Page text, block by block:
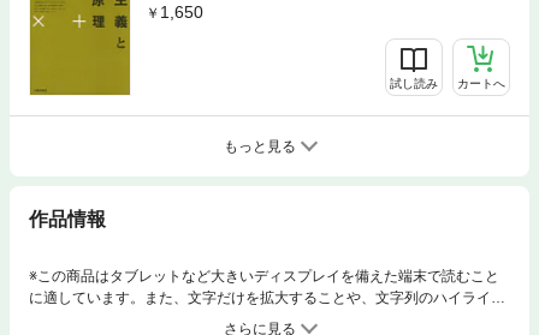
1,650
試し読み カートへ
もっと見る
作品情報
※この商品はタブレットなど大きいディスプレイを備えた端末で読むこと
に適しています。また、文字だけを拡大することや、文字列のハイライ
ト、検索、辞書の参照、引用などの機能が使用できません。数学入門…